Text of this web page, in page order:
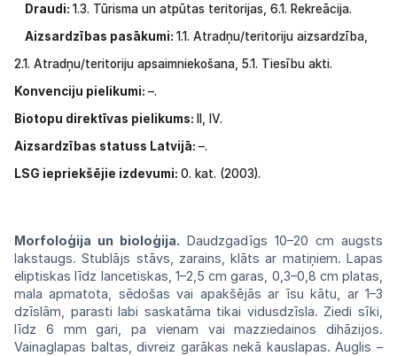
Draudi: 1.3. Tūrisma un atpūtas teritorijas, 6.1. Rekreācija.
Aizsardzības pasākumi: 1.1. Atradņu/teritoriju aizsardzība,
2.1. Atradņu/teritoriju apsaimniekošana, 5.1. Tiesību akti.
Konvenciju pielikumi: –.
Biotopu direktīvas pielikums:
II, IV.
Aizsardzības statuss Latvijā: –.
LSG iepriekšējie izdevumi: 0. kat. (2003).
Morfoloģija un bioloģija. Daudzgadīgs 10–20 cm augsts
lakstaugs. Stublājs stāvs, zarains, klāts ar matiņiem. Lapas
eliptiskaslīdz lancetiskas, 1–2,5 cm garas, 0,3–0,8 cm platas,
mala apmatota, sēdošas vai apakšējās ar īsukātu, ar 1–3
dzīslām, parasti labi saskatāma tikai vidusdzīsla. Ziedi sīki,
līdz 6 mm gari, pa
vienam vai mazziedainos dihāzijos.
Vainaglapas baltas,divreiz garākas nekā kauslapas. Auglis –